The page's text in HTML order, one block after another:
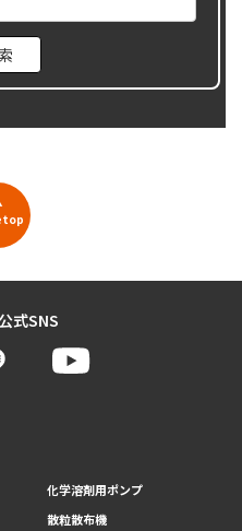
式SNS
化学溶剤用ポンプ
散粒散布機